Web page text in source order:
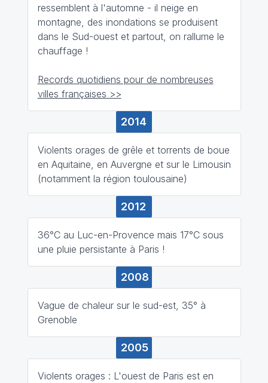
ressemblent à l'automne - il neige en
montagne, des inondations se produisent
dans le Sud-ouest et partout, on rallume le
chauffage !
Records quotidiens pour de nombreuses
villes françaises >>
2014
Violents orages de grêle et torrents de boue
en Aquitaine, en Auvergne et sur le Limousin
(notamment la région toulousaine)
2012
36°C au Luc-en-Provence mais 17°C sous
une pluie persistante à Paris !
2008
Vague de chaleur sur le sud-est, 35° à
Grenoble
2005
Violents orages : L'ouest de Paris est en